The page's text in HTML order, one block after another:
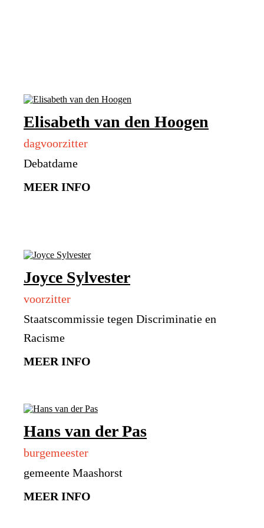
Elisabeth van den Hoogen
dagvoorzitter
Debatdame
MEER INFO
Joyce Sylvester
voorzitter
Staatscommissie tegen Discriminatie en
Racisme
MEER INFO
Hans van der Pas
burgemeester
gemeente Maashorst
MEER INFO